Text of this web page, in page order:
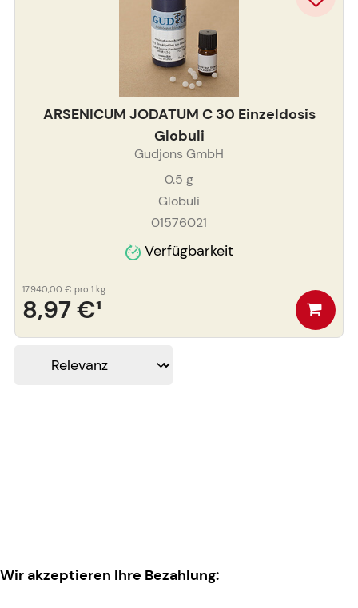
ARSENICUM JODATUM C 30 Einzeldosis
Globuli
Gudjons GmbH
0.5 g
Globuli
01576021
Verfügbarkeit
8,97 €¹
17.940,00 € pro 1 kg
Wir akzeptieren Ihre Bezahlung: